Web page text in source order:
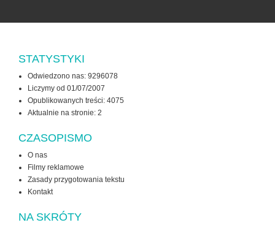
STATYSTYKI
Odwiedzono nas: 9296078
Liczymy od 01/07/2007
Opublikowanych treści: 4075
Aktualnie na stronie: 2
CZASOPISMO
O nas
Filmy reklamowe
Zasady przygotowania tekstu
Kontakt
NA SKRÓTY